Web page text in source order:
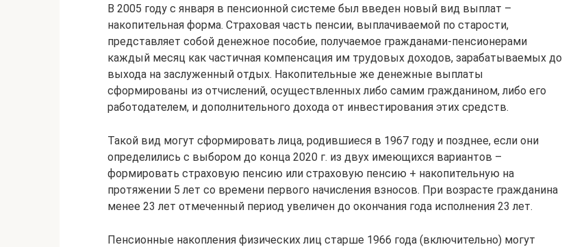
В 2005 году с января в пенсионной системе был введен новый вид выплат –
накопительная форма. Страховая часть пенсии, выплачиваемой по старости,
представляет собой денежное пособие, получаемое гражданами-пенсионерами
каждый месяц как частичная компенсация им трудовых доходов, зарабатываемых до
выхода на заслуженный отдых. Накопительные же денежные выплаты
сформированы из отчислений, осуществленных либо самим гражданином, либо его
работодателем, и дополнительного дохода от инвестирования этих средств.
Такой вид могут сформировать лица, родившиеся в 1967 году и позднее, если они
определились с выбором до конца 2020 г. из двух имеющихся вариантов –
формировать страховую пенсию или страховую пенсию + накопительную на
протяжении 5 лет со времени первого начисления взносов. При возрасте гражданина
менее 23 лет отмеченный период увеличен до окончания года исполнения 23 лет.
Пенсионные накопления физических лиц старше 1966 года (включительно) могут